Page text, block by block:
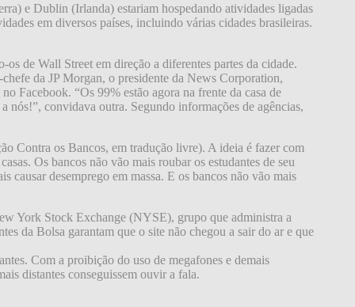
e Dublin (Irlanda) estariam hospedando atividades ligadas
em diversos países, incluindo várias cidades brasileiras.
de Wall Street em direção a diferentes partes da cidade.
da JP Morgan, o presidente da News Corporation,
Facebook. “Os 99% estão agora na frente da casa de
nós!”, convidava outra. Segundo informações de agências,
Contra os Bancos, em tradução livre). A ideia é fazer com
Os bancos não vão mais roubar os estudantes de seu
causar desemprego em massa. E os bancos não vão mais
York Stock Exchange (NYSE), grupo que administra a
da Bolsa garantam que o site não chegou a sair do ar e que
Com a proibição do uso de megafones e demais
distantes conseguissem ouvir a fala.